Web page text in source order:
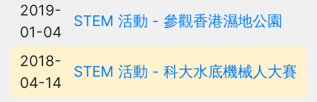
2019-
01-04
STEM 活動 - 參觀香港濕地公園
2018-
04-14
STEM 活動 - 科大水底機械人大賽